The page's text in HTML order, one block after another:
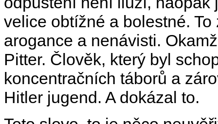
velice obtížné a bolestné.
arogance a nenávisti.
Pitter. Člověk, který byl
koncentračních táborů a
Hitler jugend. A dokázal to.